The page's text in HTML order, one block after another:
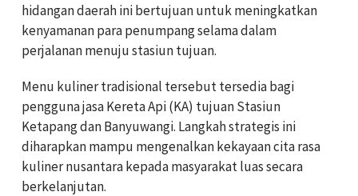
hidangan daerah ini bertujuan untuk meningkatkan
kenyamanan para penumpang selama dalam
perjalanan menuju stasiun tujuan.
Menu kuliner tradisional tersebut tersedia bagi
pengguna jasa Kereta Api (KA) tujuan Stasiun
Ketapang dan Banyuwangi. Langkah strategis ini
diharapkan mampu mengenalkan kekayaan cita rasa
kuliner nusantara kepada masyarakat luas secara
berkelanjutan.